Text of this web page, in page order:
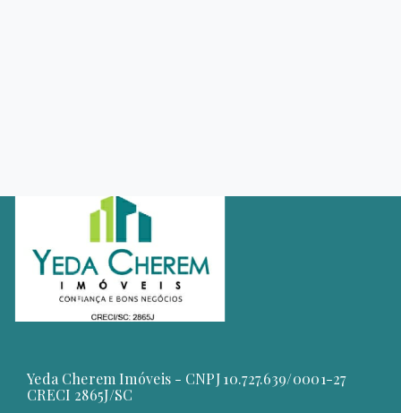
Yeda Cherem Imóveis - CNPJ 10.727.639/0001-27
CRECI 2865J/SC